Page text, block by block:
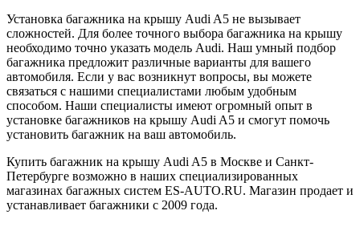
Установка багажника на крышу Audi A5 не вызывает
сложностей. Для более точного выбора багажника на крышу
необходимо точно указать модель Audi. Наш умный подбор
багажника предложит различные варианты для вашего
автомобиля. Если у вас возникнут вопросы, вы можете
связаться с нашими специалистами любым удобным
способом. Наши специалисты имеют огромный опыт в
установке багажников на крышу Audi A5 и смогут помочь
установить багажник на ваш автомобиль.
Купить багажник на крышу Audi A5 в Москве и Санкт-
Петербурге возможно в наших специализированных
магазинах багажных систем ES-AUTO.RU. Магазин продает и
устанавливает багажники с 2009 года.